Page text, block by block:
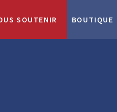
SOUTENIR BOUTIQUE